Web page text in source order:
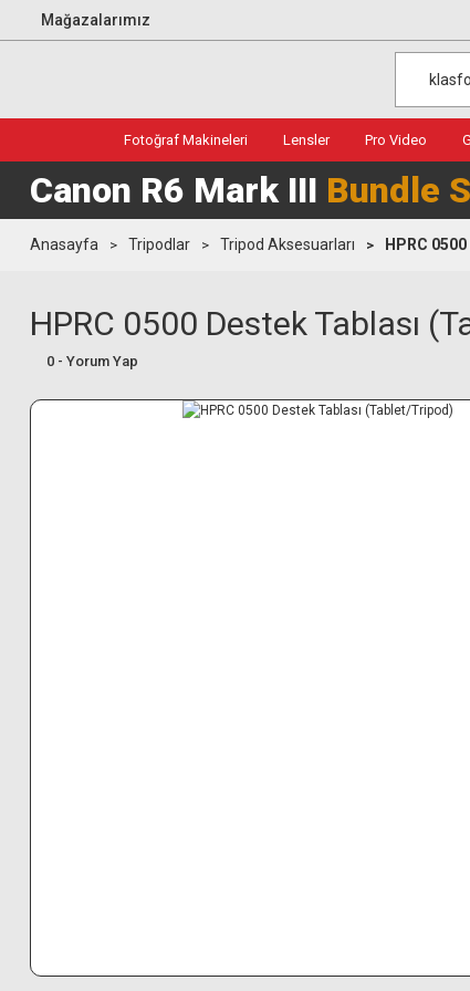
Mağazalarımız
Fotoğraf Makineleri Lensler Pro Video
Canon R6 Mark III Bundle
Anasayfa Tripodlar Tripod Aksesuarları HPRC
HPRC 0500 Destek Tablası
0 - Yorum Yap